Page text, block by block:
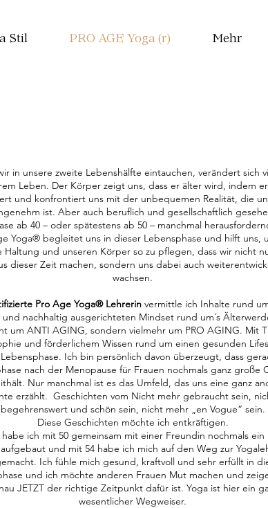
Stil PRO AGE Yoga (r) Mehr
in unsere zweite Lebenshälfte eintauchen, verändert sich
Leben. Der Körper zeigt uns, dass er älter wird, indem
und konfrontiert uns mit der unbequemen Realität, die
ist. Aber auch beruflich und gesellschaftlich
ab 40 – oder spätestens ab 50 – manchmal
Yoga® begleitet uns in dieser Lebensphase und hilft uns,
Haltung und unseren Körper so zu pflegen, dass wir nicht
dieser Zeit machen, sondern uns dabei auch
wachsen.
Pro Age Yoga® Lehrerinvermittle ich Inhalte rund
und nachhaltig ausgerichteten Mindset rund um´s
um ANTI AGING, sondern vielmehr um PRO AGING. Mit
und förderlichem Wissen rund um einen gesunden
Ich bin persönlich davon überzeugt, dass
nach der Menopause für Frauen nochmals ganz große
Nur manchmal ist es das Umfeld, das uns eine ganz
erzählt. Geschichten vom Nicht mehr gebraucht sein,
begehrenswert und schön sein, nicht mehr „en Vogue“ sein.
Diese Geschichten möchte ich entkräftigen.
habe ich mit 50 gemeinsam mit einer Freundin nochmals ein
und mit 54 habe ich mich auf den Weg zur
Ich fühle mich gesund, kraftvoll und sehr erfüllt in
und ich möchte anderen Frauen Mut machen und
JETZT der richtige Zeitpunkt dafür ist. Yoga ist hier ein
wesentlicher Wegweiser.